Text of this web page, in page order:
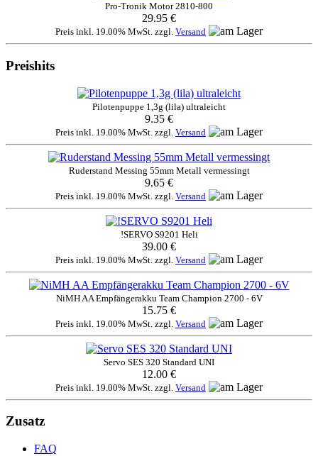
Pro-Tronik Motor 2810-800
29.95 €
Preis inkl. 19.00% MwSt. zzgl. Versand
Preishits
Pilotenpuppe 1,3g (lila) ultraleicht
9.35 €
Preis inkl. 19.00% MwSt. zzgl. Versand
Ruderstand Messing 55mm Metall vermessingt
9.65 €
Preis inkl. 19.00% MwSt. zzgl. Versand
!SERVO S9201 Heli
39.00 €
Preis inkl. 19.00% MwSt. zzgl. Versand
NiMH AA Empfängerakku Team Champion 2700 - 6V
15.75 €
Preis inkl. 19.00% MwSt. zzgl. Versand
Servo SES 320 Standard UNI
12.00 €
Preis inkl. 19.00% MwSt. zzgl. Versand
Zusatz
FAQ